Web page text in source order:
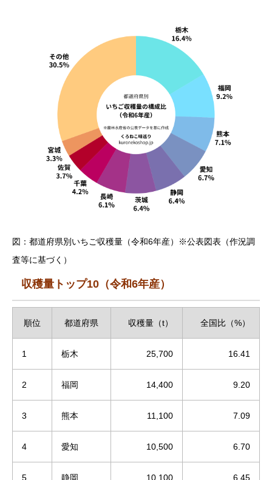
図：都道府県別いちご収穫量（令和6年産）※公表図表（作況調
査等に基づく）
収穫量トップ10（令和6年産）
順位 都道府県 収穫量（t） 全国比（%）
1 栃木 25,700 16.41
2 福岡 14,400 9.20
3 熊本 11,100 7.09
4 愛知 10,500 6.70
5 静岡 10,100 6.45